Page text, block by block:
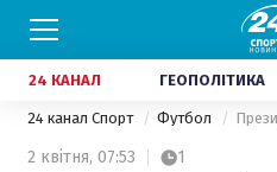
24 КАНАЛ ГЕОПОЛІТИКА
24 канал Спорт Футбол
2 квітня, 07:53 1